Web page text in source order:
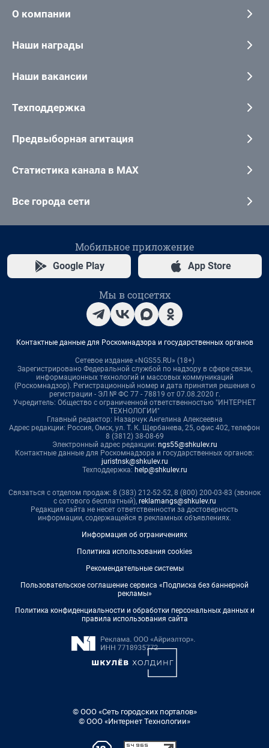
О компании
Наши награды
Наши вакансии
Техподдержка
Предвыборная агитация
Статистика канала в MAX
Все города сети
Мобильное приложение
Google Play App Store
Мы в соцсетях
Контактные данные для Роскомнадзора и государственных органов
Сетевое издание «NGS55.RU» (18+)
Зарегистрировано Федеральной службой по надзору в сфере связи,
информационных технологий и массовых коммуникаций
(Роскомнадзор). Регистрационный номер и дата принятия решения о
регистрации - ЭЛ № ФС 77 - 78819 от 07.08.2020 г.
Учредитель: Общество с ограниченной ответственностью "ИНТЕРНЕТ
ТЕХНОЛОГИИ"
Главный редактор: Назарчук Ангелина Алексеевна
Адрес редакции: Россия, Омск, ул. Т. К. Щербанева, 25, офис 402, телефон
8 (3812) 38-08-69
Электронный адрес редакции: ngs55@shkulev.ru
Контактные данные для Роскомнадзора и государственных органов:
juristnsk@shkulev.ru
Техподдержка: help@shkulev.ru
Связаться с отделом продаж: 8 (383) 212-52-52, 8 (800) 200-03-83 (звонок
с сотового бесплатный), reklamangs@shkulev.ru
Редакция сайта не несет ответственности за достоверность
информации, содержащейся в рекламных объявлениях.
Информация об ограничениях
Политика использования cookies
Рекомендательные системы
Пользовательское соглашение сервиса «Подписка без баннерной
рекламы»
Политика конфиденциальности и обработки персональных данных и
правила использования сайта
© ООО «Сеть городских порталов»
© ООО «Интернет Технологии»